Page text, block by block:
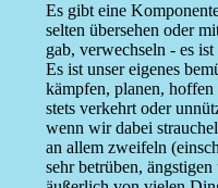
Es gibt eine
selten übersehen oder
gab, verwechseln - es
Es ist unser eigenes
kämpfen, planen,
stets verkehrt oder
wenn wir dabei
an allem zweifeln
sehr betrüben,